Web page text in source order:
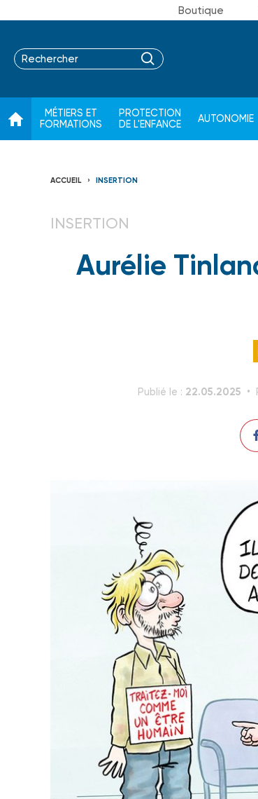
Boutique
MÉTIERS ET
FORMATIONS
PROTECTION
DE L'ENFANCE
AUTONOMIE
ACCUEIL INSERTION
INSERTION
Aurélie
Publié le : 22.05.2025